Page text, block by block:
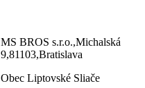
MS BROS s.r.o.,Michalská
9,81103,Bratislava
Obec Liptovské Sliače